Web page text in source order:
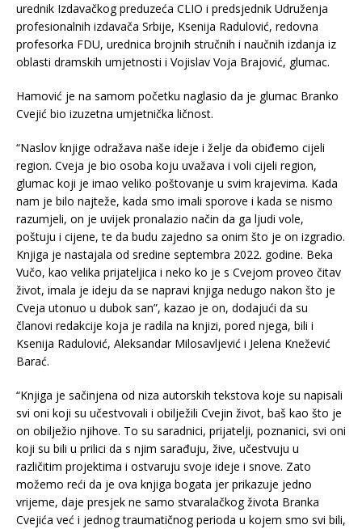
urednik Izdavačkog preduzeća CLIO i predsjednik Udruženja
profesionalnih izdavača Srbije, Ksenija Radulović, redovna
profesorka FDU, urednica brojnih stručnih i naučnih izdanja iz
oblasti dramskih umjetnosti i Vojislav Voja Brajović, glumac.
Hamović je na samom početku naglasio da je glumac Branko
Cvejić bio izuzetna umjetnička ličnost.
“Naslov knjige odražava naše ideje i želje da obiđemo cijeli
region. Cveja je bio osoba koju uvažava i voli cijeli region,
glumac koji je imao veliko poštovanje u svim krajevima. Kada
nam je bilo najteže, kada smo imali sporove i kada se nismo
razumjeli, on je uvijek pronalazio način da ga ljudi vole,
poštuju i cijene, te da budu zajedno sa onim što je on izgradio.
Knjiga je nastajala od sredine septembra 2022. godine. Beka
Vučo, kao velika prijateljica i neko ko je s Cvejom proveo čitav
život, imala je ideju da se napravi knjiga nedugo nakon što je
Cveja utonuo u dubok san”, kazao je on, dodajući da su
članovi redakcije koja je radila na knjizi, pored njega, bili i
Ksenija Radulović, Aleksandar Milosavljević i Jelena Knežević
Barać.
“Knjiga je sačinjena od niza autorskih tekstova koje su napisali
svi oni koji su učestvovali i obilježili Cvejin život, baš kao što je
on obilježio njihove. To su saradnici, prijatelji, poznanici, svi oni
koji su bili u prilici da s njim sarađuju, žive, učestvuju u
različitim projektima i ostvaruju svoje ideje i snove. Zato
možemo reći da je ova knjiga bogata jer prikazuje jedno
vrijeme, daje presjek ne samo stvaralačkog života Branka
Cvejića već i jednog traumatičnog perioda u kojem smo svi bili,